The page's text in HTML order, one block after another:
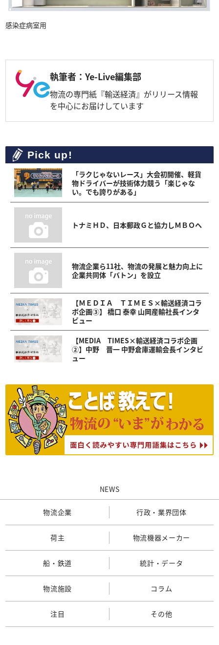
感染症病室用
執筆者：Ye-Live編集部
物流の専門紙『輸送経済』がリリース情報
を中心にお届けしています
Pick up!
「ラクじゃないレース」大会初開催、軽貨
物ドライバーが技術体力競う「楽じゃな
い。でも誇りがある」
トナミＨＤ、日本郵政Ｇと協力しＭＢＯへ
物流企業ら11社、物流の発展と魅力向上に
企業共同体「バトン」を設立
【ＭＥＤＩＡ ＴＩＭＥＳ×輸送経済コラ
ボ企画③】 橋口 泰幸 山岡産輸社長インタ
ビュー
【MEDIA TIMES×輸送経済コラボ企画
②】中野 晋一 中野倉庫運輸会長インタビ
ュー
NEWS
物流企業 行政・業界団体
荷主 物流機器メーカー
船・鉄道 統計・データ
物流施設 コラム
注目 その他